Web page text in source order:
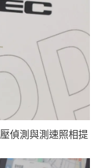
偵測與測速照相提